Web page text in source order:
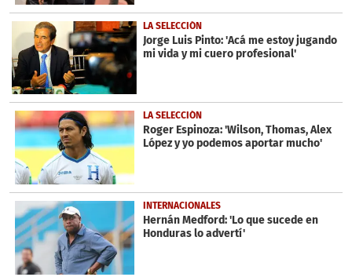
LA SELECCIÓN
Jorge Luis Pinto: 'Acá me estoy jugando
mi vida y mi cuero profesional'
LA SELECCIÓN
Roger Espinoza: 'Wilson, Thomas, Alex
López y yo podemos aportar mucho'
INTERNACIONALES
Hernán Medford: 'Lo que sucede en
Honduras lo advertí'